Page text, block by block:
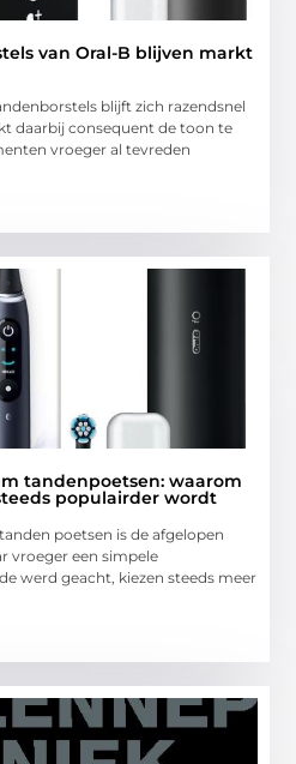
van Oral-B blijven markt
blijft zich razendsnel
daarbij consequent de toon te
vroeger al tevreden
tandenpoetsen: waarom
populairder wordt
poetsen is de afgelopen
vroeger een simpele
werd geacht, kiezen steeds meer